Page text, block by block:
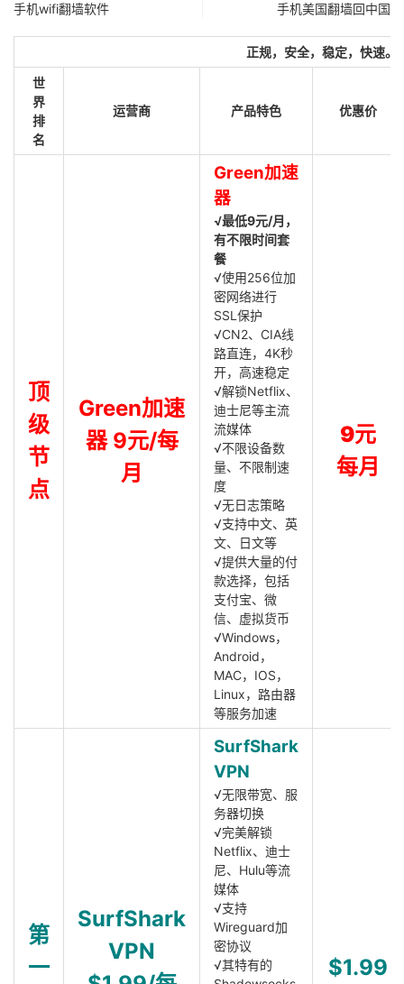
手机wifi翻墙软件 手机美国翻墙回中国
正规，安全，稳定，快速。
世
界
排
名
运营商 产品特色 优惠价
顶
级
节
点
Green加速
器 9元/每
月
Green加速
器
√最低9元/月，
有不限时间套
餐
√使用256位加
密网络进行
SSL保护
√CN2、CIA线
路直连，4K秒
开，高速稳定
√解锁Netflix、
迪士尼等主流
流媒体
√不限设备数
量、不限制速
度
√无日志策略
√支持中文、英
文、日文等
√提供大量的付
款选择，包括
支付宝、微
信、虚拟货币
√Windows，
Android，
MAC，IOS，
Linux，路由器
等服务加速
9元
每月
第
一
SurfShark
VPN
SurfShark
VPN
√无限带宽、服
务器切换
√完美解锁
Netflix、迪士
尼、Hulu等流
媒体
√支持
Wireguard加
密协议
√其特有的
$1.99